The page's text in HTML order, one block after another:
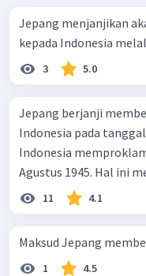
Jepang menjanjikan
kepada Indonesia
3 5.0
Jepang berjanji
Indonesia pada
Indonesia
Agustus 1945. Hal ini
11 4.1
Maksud Jepang
1 4.5